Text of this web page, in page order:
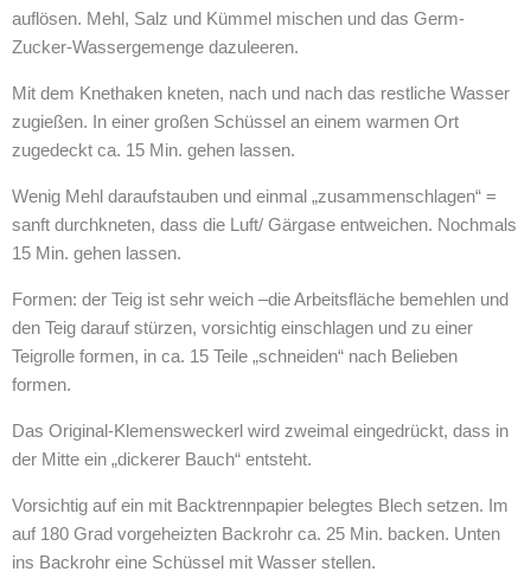
auflösen. Mehl, Salz und Kümmel mischen und das Germ-
Zucker-Wassergemenge dazuleeren.
Mit dem Knethaken kneten, nach und nach das restliche Wasser
zugießen. In einer großen Schüssel an einem warmen Ort
zugedeckt ca. 15 Min. gehen lassen.
Wenig Mehl daraufstauben und einmal „zusammenschlagen“ =
sanft durchkneten, dass die Luft/ Gärgase entweichen. Nochmals
15 Min. gehen lassen.
Formen: der Teig ist sehr weich –die Arbeitsfläche bemehlen und
den Teig darauf stürzen, vorsichtig einschlagen und zu einer
Teigrolle formen, in ca. 15 Teile „schneiden“ nach Belieben
formen.
Das Original-Klemensweckerl wird zweimal eingedrückt, dass in
der Mitte ein „dickerer Bauch“ entsteht.
Vorsichtig auf ein mit Backtrennpapier belegtes Blech setzen. Im
auf 180 Grad vorgeheizten Backrohr ca. 25 Min. backen. Unten
ins Backrohr eine Schüssel mit Wasser stellen.